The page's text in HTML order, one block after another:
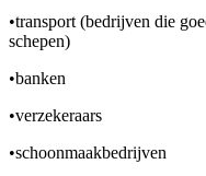
•transport (bedrijven die
schepen)
•banken
•verzekeraars
•schoonmaakbedrijven